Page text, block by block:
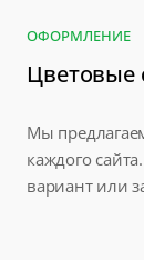
ОФОРМЛЕНИЕ
Цветовые
Мы
каждого
вариант или